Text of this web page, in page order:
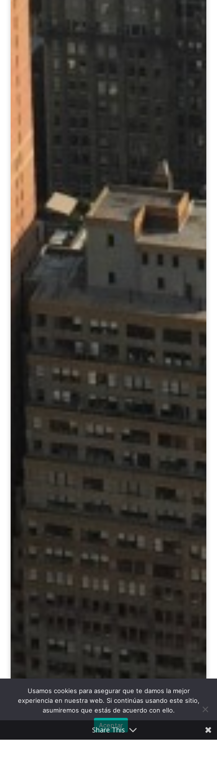
Share This
Usamos cookies para asegurar que te damos la mejor
experiencia en nuestra web. Si continúas usando este sitio,
asumiremos que estás de acuerdo con ello.
Aceptar